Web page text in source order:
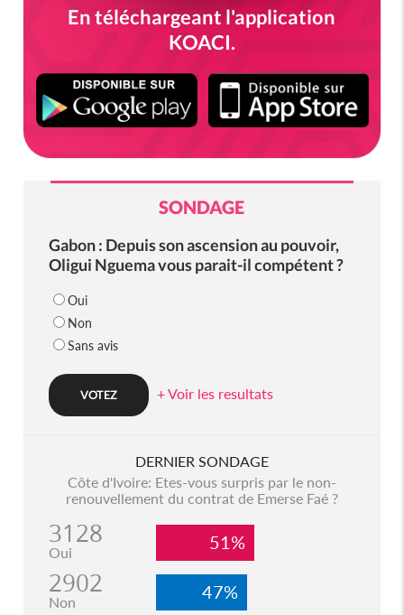
En téléchargeant l'application
KOACI.
SONDAGE
Gabon : Depuis son ascension au pouvoir,
Oligui Nguema vous parait-il compétent ?
Oui
Non
Sans avis
+ Voir les resultats
DERNIER SONDAGE
Côte d'Ivoire: Etes-vous surpris par le non-
renouvellement du contrat de Emerse Faé ?
3128
Oui 51%
2902
Non 47%